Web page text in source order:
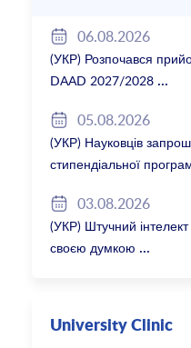
06.08.2026
(УКР) Розпочався
DAAD 2027/2028
05.08.2026
(УКР) Науковців
стипендіальної
03.08.2026
(УКР) Штучний інтелект
своєю думкою
University Clinic